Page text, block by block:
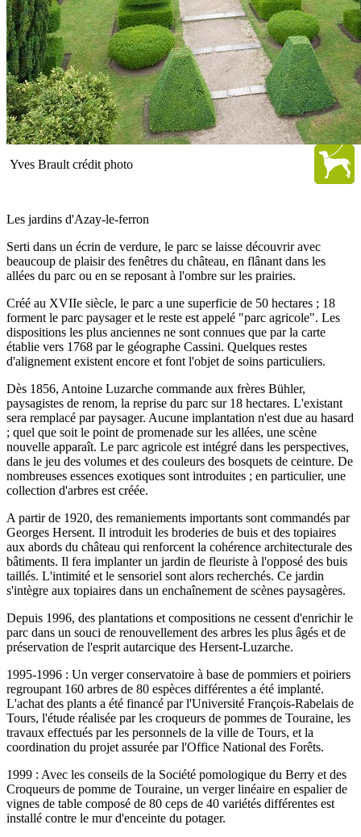
Yves Brault crédit photo
Les jardins d'Azay-le-ferron
Serti dans un écrin de verdure, le parc se laisse découvrir avec
beaucoup de plaisir des fenêtres du château, en flânant dans les
allées du parc ou en se reposant à l'ombre sur les prairies.
Créé au XVIIe siècle, le parc a une superficie de 50 hectares ; 18
forment le parc paysager et le reste est appelé "parc agricole". Les
dispositions les plus anciennes ne sont connues que par la carte
établie vers 1768 par le géographe Cassini. Quelques restes
d'alignement existent encore et font l'objet de soins particuliers.
Dès 1856, Antoine Luzarche commande aux frères Bühler,
paysagistes de renom, la reprise du parc sur 18 hectares. L'existant
sera remplacé par paysager. Aucune implantation n'est due au hasard
; quel que soit le point de promenade sur les allées, une scène
nouvelle apparaît. Le parc agricole est intégré dans les perspectives,
dans le jeu des volumes et des couleurs des bosquets de ceinture. De
nombreuses essences exotiques sont introduites ; en particulier, une
collection d'arbres est créée.
A partir de 1920, des remaniements importants sont commandés par
Georges Hersent. Il introduit les broderies de buis et des topiaires
aux abords du château qui renforcent la cohérence architecturale des
bâtiments. Il fera implanter un jardin de fleuriste à l'opposé des buis
taillés. L'intimité et le sensoriel sont alors recherchés. Ce jardin
s'intègre aux topiaires dans un enchaînement de scènes paysagères.
Depuis 1996, des plantations et compositions ne cessent d'enrichir le
parc dans un souci de renouvellement des arbres les plus âgés et de
préservation de l'esprit autarcique des Hersent-Luzarche.
1995-1996 : Un verger conservatoire à base de pommiers et poiriers
regroupant 160 arbres de 80 espèces différentes a été implanté.
L'achat des plants a été financé par l'Université François-Rabelais de
Tours, l'étude réalisée par les croqueurs de pommes de Touraine, les
travaux effectués par les personnels de la ville de Tours, et la
coordination du projet assurée par l'Office National des Forêts.
1999 : Avec les conseils de la Société pomologique du Berry et des
Croqueurs de pomme de Touraine, un verger linéaire en espalier de
vignes de table composé de 80 ceps de 40 variétés différentes est
installé contre le mur d'enceinte du potager.